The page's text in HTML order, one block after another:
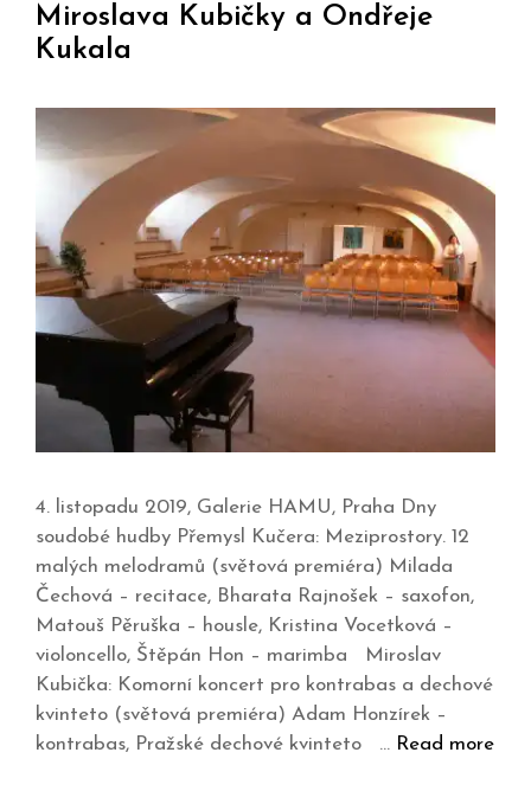
Miroslava Kubičky a Ondřeje
Kukala
4. listopadu 2019, Galerie HAMU, Praha Dny
soudobé hudby Přemysl Kučera: Meziprostory. 12
malých melodramů (světová premiéra) Milada
Čechová – recitace, Bharata Rajnošek – saxofon,
Matouš Pěruška – housle, Kristina Vocetková –
violoncello, Štěpán Hon – marimba Miroslav
Kubička: Komorní koncert pro kontrabas a dechové
kvinteto (světová premiéra) Adam Honzírek –
kontrabas, Pražské dechové kvinteto … Read more